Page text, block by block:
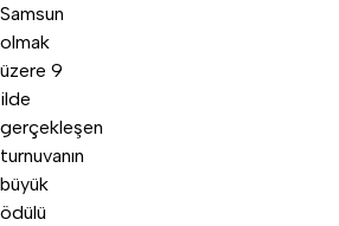
Samsun
olmak
üzere 9
ilde
gerçekleşen
turnuvanın
büyük
ödülü